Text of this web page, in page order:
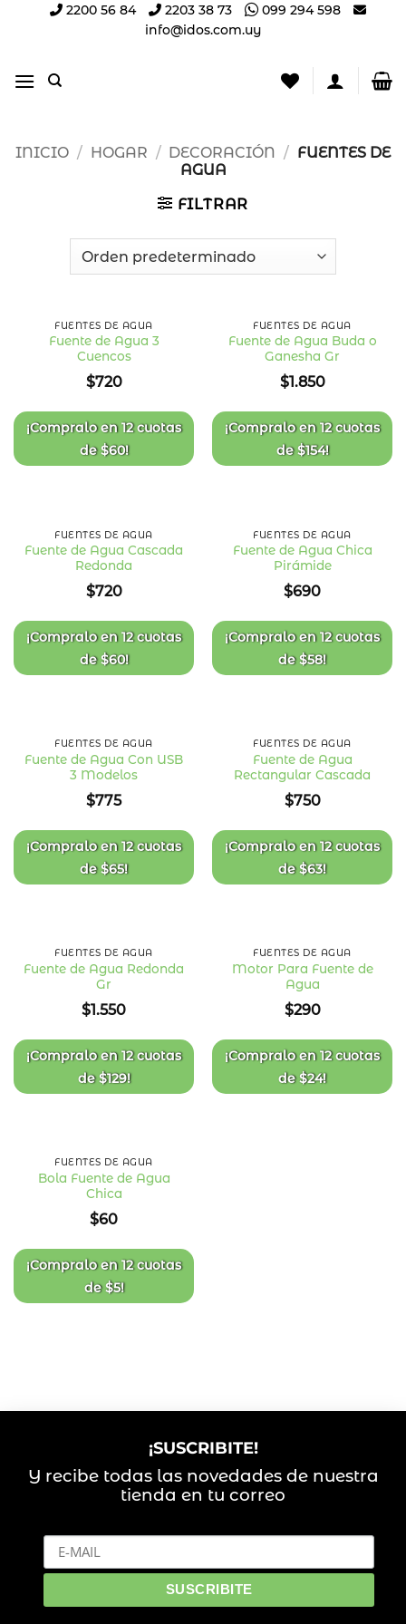
2200 56 84 2203 38 73
099 294 598
info@idos.com.uy
INICIO / HOGAR / DECORACIÓN / FUENTES DE
AGUA
FILTRAR
FUENTES DE AGUA
Fuente de Agua 3
Cuencos
$720
¡Compralo en12 cuotas
de$60!
FUENTES DE AGUA
Fuente de Agua Buda o
Ganesha Gr
$1.850
¡Compralo en12 cuotas
de$154!
FUENTES DE AGUA
Fuente de Agua Cascada
Redonda
$720
¡Compralo en12 cuotas
de$60!
FUENTES DE AGUA
Fuente de Agua Chica
Pirámide
$690
¡Compralo en12 cuotas
de$58!
FUENTES DE AGUA
Fuente de Agua Con USB
3 Modelos
$775
¡Compralo en12 cuotas
de$65!
Añadir
FUENTES DE AGUA
Fuente de Agua
Rectangular Cascada
$750
¡Compralo en12 cuotas
de$63!
FUENTES DE AGUA
Fuente de Agua Redonda
Gr
$1.550
¡Compralo en12 cuotas
de$129!
FUENTES DE AGUA
Motor Para Fuente de
Agua
$290
¡Compralo en12 cuotas
de$24!
FUENTES DE AGUA
Bola Fuente de Agua
Chica
$60
¡Compralo en12 cuotas
de$5!
¡SUSCRIBITE!
Y recibe todas las novedades de nuestra
tienda en tu correo